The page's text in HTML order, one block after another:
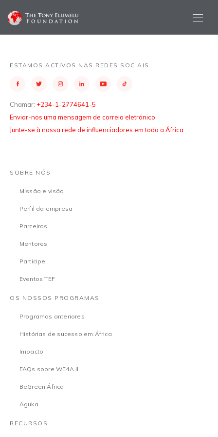
ESTAMOS ACTIVOS NAS REDES SOCIAIS
Chamar: +234-1-2774641-5
Enviar-nos uma mensagem de correio eletrónico
Junte-se à nossa rede de influenciadores em toda a África
SOBRE NÓS
Missão e visão
Perfil da empresa
Parceiros
Mentores
Participe
Eventos TEF
OS NOSSOS PROGRAMAS
Programas anteriores
Histórias de sucesso em África
Impacto
FAQs sobre WE4A II
BeGreen África
Aguka
RECURSOS